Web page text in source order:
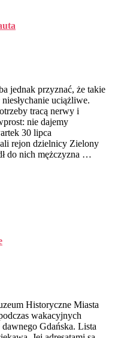
jednak przyznać, że takie
uciążliwe.
tracą nerwy i
nie dajemy
30 lipca
rejon dzielnicy Zielony
do nich mężczyzna …
Historyczne Miasta
wakacyjnych
Gdańska. Lista